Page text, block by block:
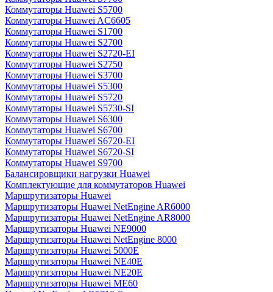
Коммутаторы Huawei S5700
Коммутаторы Huawei AC6605
Коммутаторы Huawei S1700
Коммутаторы Huawei S2700
Коммутаторы Huawei S2720-EI
Коммутаторы Huawei S2750
Коммутаторы Huawei S3700
Коммутаторы Huawei S5300
Коммутаторы Huawei S5720
Коммутаторы Huawei S5730-SI
Коммутаторы Huawei S6300
Коммутаторы Huawei S6700
Коммутаторы Huawei S6720-EI
Коммутаторы Huawei S6720-SI
Коммутаторы Huawei S9700
Балансировщики нагрузки Huawei
Комплектующие для коммутаторов Huawei
Маршрутизаторы Huawei
Маршрутизаторы Huawei NetEngine AR6000
Маршрутизаторы Huawei NetEngine AR8000
Маршрутизаторы Huawei NE9000
Маршрутизаторы Huawei NetEngine 8000
Маршрутизаторы Huawei 5000E
Маршрутизаторы Huawei NE40E
Маршрутизаторы Huawei NE20E
Маршрутизаторы Huawei ME60